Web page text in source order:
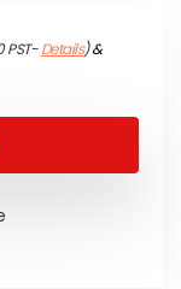
PST-Details)&